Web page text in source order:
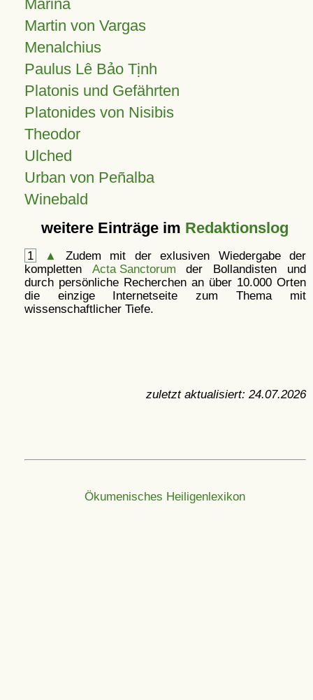
Marina
Martin von Vargas
Menalchius
Paulus Lê Bảo Tịnh
Platonis und Gefährten
Platonides von Nisibis
Theodor
Ulched
Urban von Peñalba
Winebald
weitere Einträge im Redaktionslog
1 ▲
Zudem mit der exlusiven Wiedergabe der
kompletten Acta Sanctorum der Bollandisten und
durch persönliche Recherchen an über 10.000 Orten
die einzige Internetseite zum Thema mit
wissenschaftlicher Tiefe.
zuletzt aktualisiert: 24.07.2026
Ökumenisches Heiligenlexikon